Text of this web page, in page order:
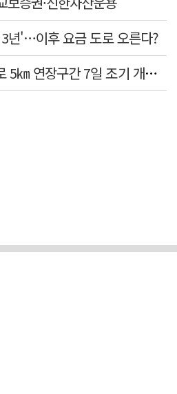
년'…이후 요금 도로 오른다?
철도공단, 오송 시험선로 5㎞ 연장구간 7일 조기 개통…LA 메트로 사업 지원